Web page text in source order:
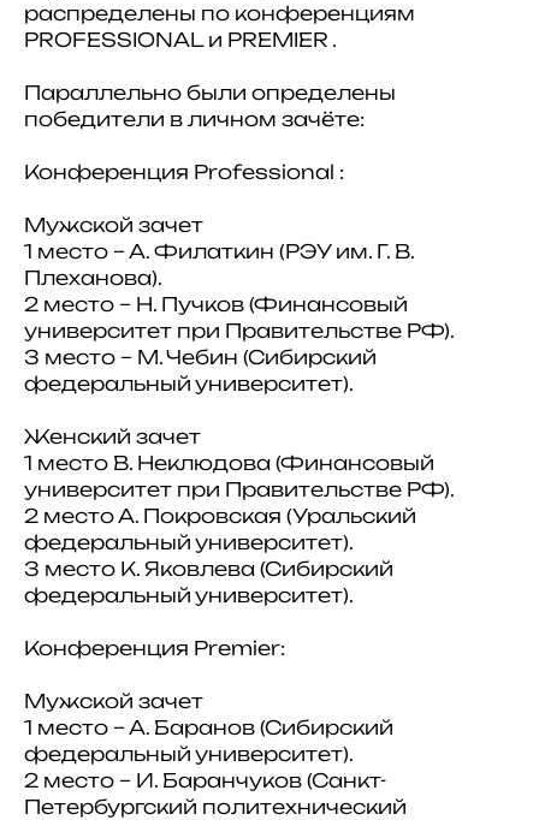
распределены по конференциям
PROFESSIONAL и PREMIER .
Параллельно были определены
победители в личном зачёте:
Конференция Professional :
Мужской зачет
1 место – А. Филаткин (РЭУ им. Г. В.
Плеханова).
2 место – Н. Пучков (Финансовый
университет при Правительстве РФ).
3 место – М. Чебин (Сибирский
федеральный университет).
Женский зачет
1 место В. Неклюдова (Финансовый
университет при Правительстве РФ).
2 место А. Покровская (Уральский
федеральный университет).
3 место К. Яковлева (Сибирский
федеральный университет).
Конференция Premier:
Мужской зачет
1 место – А. Баранов (Сибирский
федеральный университет).
2 место – И. Баранчуков (Санкт-
Петербургский политехнический